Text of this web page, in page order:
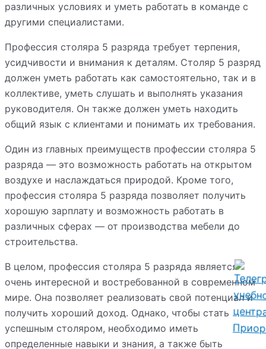
различных условиях и уметь работать в команде с
другими специалистами.
Профессия столяра 5 разряда требует терпения,
усидчивости и внимания к деталям. Столяр 5 разряд
должен уметь работать как самостоятельно, так и в
коллективе, уметь слушать и выполнять указания
руководителя. Он также должен уметь находить
общий язык с клиентами и понимать их требования.
Один из главных преимуществ профессии столяра 5
разряда — это возможность работать на открытом
воздухе и наслаждаться природой. Кроме того,
профессия столяра 5 разряда позволяет получить
хорошую зарплату и возможность работать в
различных сферах — от производства мебели до
строительства.
В целом, профессия столяра 5 разряда является
очень интересной и востребованной в современном
мире. Она позволяет реализовать свой потенциал и
получить хороший доход. Однако, чтобы стать
успешным столяром, необходимо иметь
определенные навыки и знания, а также быть